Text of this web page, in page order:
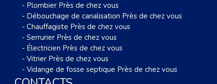
- Plombier Près de chez vous
- Débouchage de canalisation Près de chez vous
- Chauffagiste Près de chez vous
- Serrurier Près de chez vous
- Électricien Près de chez vous
- Vitrier Près de chez vous
- Vidange de fosse septique Près de chez vous